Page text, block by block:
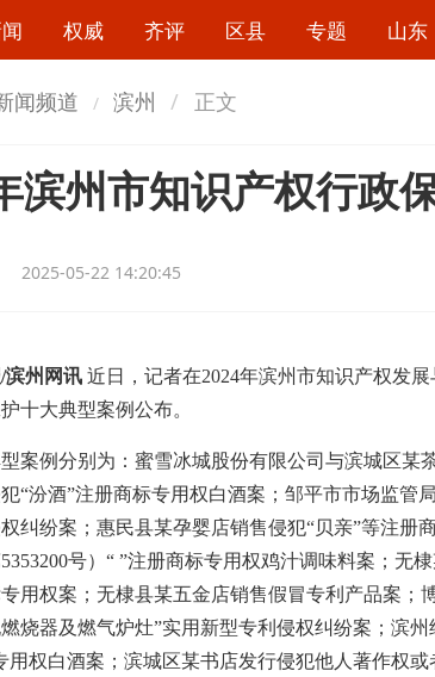
权威 齐评 区县 专题 山东
闻频道 滨州 正文
滨州市知识产权行政
2025-05-22 14:20:45
滨州网讯 近日，记者在2024年滨州市知识产权发
十大典型案例公布。
例分别为：蜜雪冰城股份有限公司与滨城区某
“汾酒”注册商标专用权白酒案；邹平市市场监管
纠纷案；惠民县某孕婴店销售侵犯“贝亲”等注册
号）“ ”注册商标专用权鸡汁调味料案；无
用权案；无棣县某五金店销售假冒专利产品案；
烧器及燃气炉灶”实用新型专利侵权纠纷案；滨
用权白酒案；滨城区某书店发行侵犯他人著作权或